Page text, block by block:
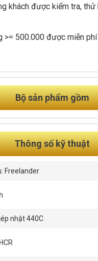
khách được kiểm tra,
>= 500.000 được miễn
Bộ sản phẩm gồm
Thông số kỹ thuật
Freelander
nhật 440C